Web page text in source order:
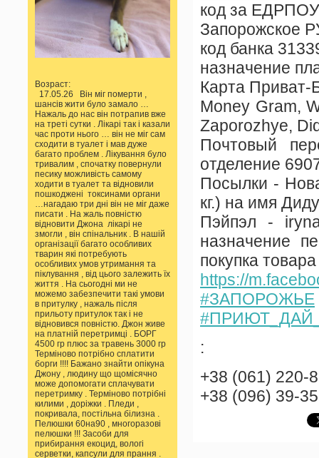
Возраст:
17.05.26 Він міг померти ,
шансів жити було замало …
Нажаль до нас він потрапив вже
на треті сутки . Лікарі так і казали
час проти нього … він не міг сам
сходити в туалет і мав дуже
багато проблем . Лікування було
тривалим , спочатку повернули
песику можливість самому
ходити в туалет та відновили
пошкоджені токсинами органи
…нагадаю три дні він не міг даже
писати . На жаль повністю
відновити Джона лікарі не
змогли , він спінальник . В нашій
організації багато особливих
тварин які потребують
особливих умов утримання та
піклування , від цього залежить їх
життя . На сьогодні ми не
можемо забезпечити такі умови
в притулку , нажаль після
прильоту притулок так і не
відновився повністю. Джон живе
на платній перетримці . БОРГ
4500 гр плюс за травень 3000 гр
Терміново потрібно сплатити
борги !!!! Бажано знайти опікуна
Джону , людину що щомісячно
може допомогати сплачувати
перетримку . Терміново потрібні
килими , доріжки . Пледи ,
покривала, постільна білизна .
Пелюшки 60на90 , многоразові
пелюшки !!! Засоби для
прибирання екоцид, вологі
серветки, капсули для прання .
код за
Запорожское
код банка
назначение
Карта Приват-
Money Gram,
Zaporozhye,
Почтовый
отделение
Посылки -
кг.) на имя
Пэйпэл -
назначение
покупка
https://
#ЗАПОРОЖЬЕ
:
+38 (061) 220-
+38 (096) 39-